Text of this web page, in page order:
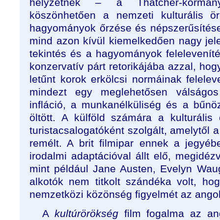
köszönhetően a nemzeti kulturális
hagyományok őrzése és
mind azon kívül kiemelkedően nagy
tekintés és a hagyományok
konzervatív párt retorikájába azzal,
letűnt korok erkölcsi normáinak
mindezt egy meglehetősen
infláció, a munkanélküliség és a
öltött. A külföld számára a kulturális
turistacsalogatóként szolgált, amelytől
remélt. A brit filmipar ennek a
irodalmi adaptációval állt elő,
mint például Jane Austen, Evelyn
alkotók nem titkolt szándéka volt,
nemzetközi közönség figyelmét az
A kultúrörökségfilm fogalma az